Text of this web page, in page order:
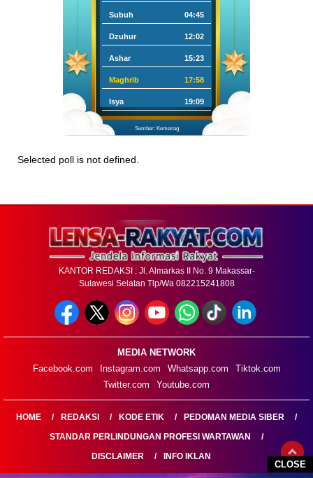
CLOSE
Subuh 04:45
Dzuhur 12:02
Ashar 15:23
Maghrib 17:58
Isya 19:09
Sumber: Kemenag
Selected poll is not defined.
KANTOR REDAKSI : Jl. Almarkas II No. 9 Makassar-
Sulawesi Selatan Tlp/Wa 082215241808
MEDIA NETWORK
Facebook.com
Instagram.com Whatsapp.com
Tiktok.com
Twitter.com
Youtube.com
HOME REDAKSI KODE ETIK
PEDOMAN MEDIA SIBER
STANDAR PERLINDUNGAN PROFESI WARTAWAN
DISCLAIMER
INFO IKLAN